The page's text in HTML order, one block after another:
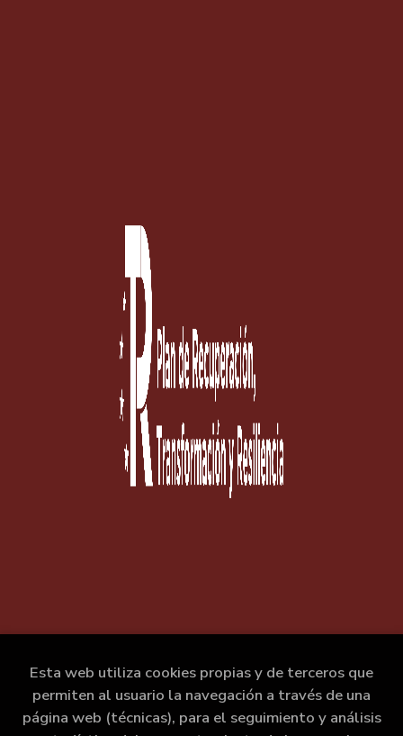
Esta web utiliza cookies propias y de terceros que
permiten al usuario la navegación a través de una
página web (técnicas), para el seguimiento y análisis